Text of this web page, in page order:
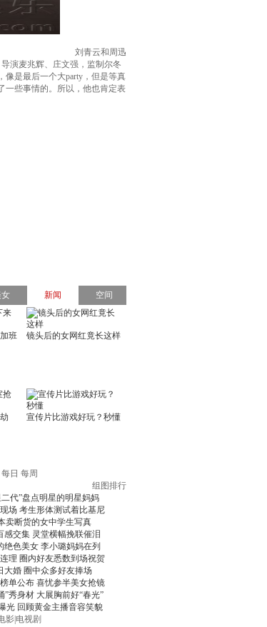
刘青云和周迅
演麦兆辉、庄文强，监制尔冬
是最后一个大party，但是等真
一些事情的。所以，他也肯定表
每日 每周
组图排行
代”盘点明星的明星妈妈
场 考生形体测试着比基尼
卖断货的女中学生写真
感交集 灵堂横幅挽联催泪
绝色美女 李小璐妈妈在列
理 圈内好友悉数到场祝贺
大婚 圈中众多好友捧场
单公布 喜忧参半美女抢镜
”秀身材 大展胸前好“春光”
光 回顾黄金主播音容笑貌
影 电视剧